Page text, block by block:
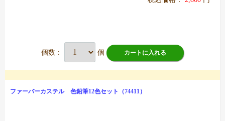
個数： 個 カートに入れる
ファーバーカステル 色鉛筆12色セット（74411）